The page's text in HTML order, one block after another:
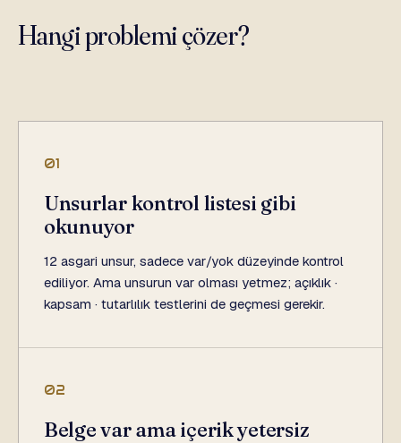
Hangi problemi çözer?
01
Unsurlar kontrol listesi gibi
okunuyor
12 asgari unsur, sadece var/yok düzeyinde kontrol
ediliyor. Ama unsurun var olması yetmez; açıklık ·
kapsam · tutarlılık testlerini de geçmesi gerekir.
02
Belge var ama içerik yetersiz